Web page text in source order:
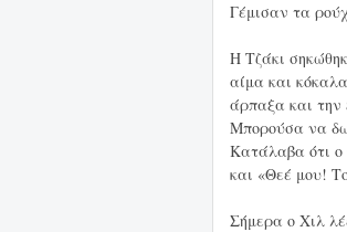
Γέμισαν τα
Η Τζάκι
αίμα και
άρπαξα και την
Μπορούσα να δω
Κατάλαβα ότι ο
και «Θεέ μου!
Σήμερα ο Χιλ